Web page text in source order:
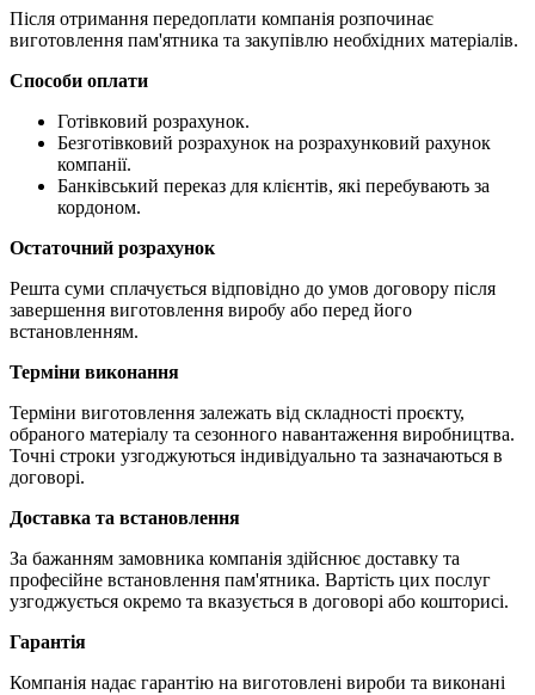
Після отримання передоплати компанія розпочинає
виготовлення пам'ятника та закупівлю необхідних матеріалів.
Способи оплати
Готівковий розрахунок.
Безготівковий розрахунок на розрахунковий рахунок
компанії.
Банківський переказ для клієнтів, які перебувають за
кордоном.
Остаточний розрахунок
Решта суми сплачується відповідно до умов договору після
завершення виготовлення виробу або перед його
встановленням.
Терміни виконання
Терміни виготовлення залежать від складності проєкту,
обраного матеріалу та сезонного навантаження виробництва.
Точні строки узгоджуються індивідуально та зазначаються в
договорі.
Доставка та встановлення
За бажанням замовника компанія здійснює доставку та
професійне встановлення пам'ятника. Вартість цих послуг
узгоджується окремо та вказується в договорі або кошторисі.
Гарантія
Компанія надає гарантію на виготовлені вироби та виконані